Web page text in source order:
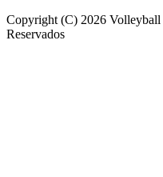
Copyright (C) 2026
Reservados